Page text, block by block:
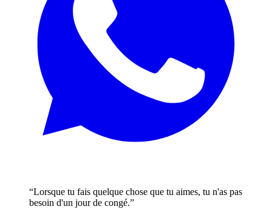
“Lorsque tu fais quelque chose que tu aimes, tu n'as pas
besoin d'un jour de congé.”